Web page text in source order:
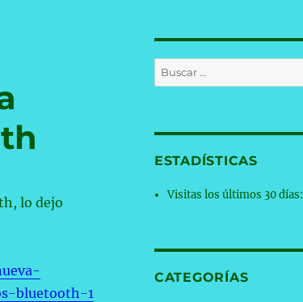
lo dejo
bluetooth-1
Buscar
por:
ESTADÍSTICAS
Visitas los últimos 30 días:
CATEGORÍAS